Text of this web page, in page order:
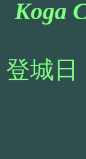
Koga
登城